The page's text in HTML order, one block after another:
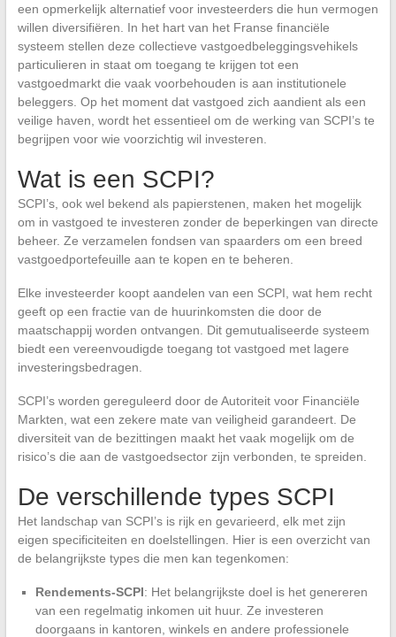
een opmerkelijk alternatief voor investeerders die hun vermogen
willen diversifiëren. In het hart van het Franse financiële
systeem stellen deze collectieve vastgoedbeleggingsvehikels
particulieren in staat om toegang te krijgen tot een
vastgoedmarkt die vaak voorbehouden is aan institutionele
beleggers. Op het moment dat vastgoed zich aandient als een
veilige haven, wordt het essentieel om de werking van SCPI’s te
begrijpen voor wie voorzichtig wil investeren.
Wat is een SCPI?
SCPI’s, ook wel bekend als papierstenen, maken het mogelijk
om in vastgoed te investeren zonder de beperkingen van directe
beheer. Ze verzamelen fondsen van spaarders om een breed
vastgoedportefeuille aan te kopen en te beheren.
Elke investeerder koopt aandelen van een SCPI, wat hem recht
geeft op een fractie van de huurinkomsten die door de
maatschappij worden ontvangen. Dit gemutualiseerde systeem
biedt een vereenvoudigde toegang tot vastgoed met lagere
investeringsbedragen.
SCPI’s worden gereguleerd door de Autoriteit voor Financiële
Markten, wat een zekere mate van veiligheid garandeert. De
diversiteit van de bezittingen maakt het vaak mogelijk om de
risico’s die aan de vastgoedsector zijn verbonden, te spreiden.
De verschillende types SCPI
Het landschap van SCPI’s is rijk en gevarieerd, elk met zijn
eigen specificiteiten en doelstellingen. Hier is een overzicht van
de belangrijkste types die men kan tegenkomen:
Rendements-SCPI: Het belangrijkste doel is het genereren
van een regelmatig inkomen uit huur. Ze investeren
doorgaans in kantoren, winkels en andere professionele